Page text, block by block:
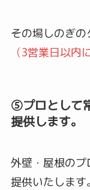
その場しのぎの
（3営業日以内
⑤プロとして
提供します。
外壁・屋根の
提供いたします。